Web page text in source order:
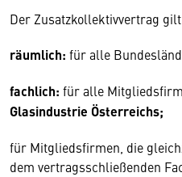
Der Zusatzkollektivvertrag gilt
räumlich: für alle
fachlich: für alle
Glasindustrie Österreichs;
für Mitgliedsfirmen, die
dem vertragsschließenden